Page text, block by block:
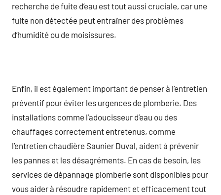
recherche de fuite d’eau est tout aussi cruciale, car une
fuite non détectée peut entraîner des problèmes
d’humidité ou de moisissures.
Enfin, il est également important de penser à l’entretien
préventif pour éviter les urgences de plomberie. Des
installations comme l’adoucisseur d’eau ou des
chauffages correctement entretenus, comme
l’entretien chaudière Saunier Duval, aident à prévenir
les pannes et les désagréments. En cas de besoin, les
services de dépannage plomberie sont disponibles pour
vous aider à résoudre rapidement et efficacement tout